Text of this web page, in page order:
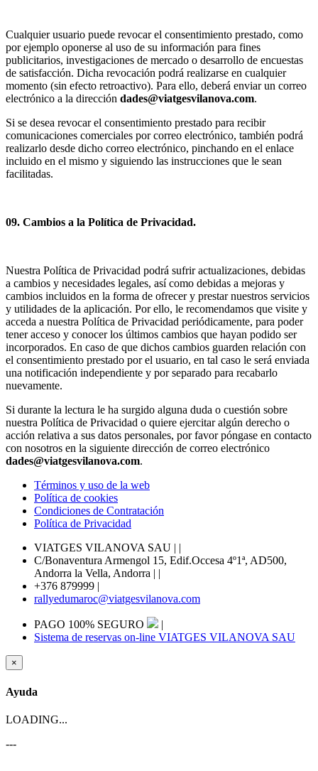
Cualquier usuario puede revocar el consentimiento prestado, como
por ejemplo oponerse al uso de su información para fines
publicitarios, investigaciones de mercado o desarrollo de encuestas
de satisfacción. Dicha revocación podrá realizarse en cualquier
momento (sin efecto retroactivo). Para ello, deberá enviar un correo
electrónico a la dirección dades@viatgesvilanova.com.
Si se desea revocar el consentimiento prestado para recibir
comunicaciones comerciales por correo electrónico, también podrá
realizarlo desde dicho correo electrónico, pinchando en el enlace
incluido en el mismo y siguiendo las instrucciones que le sean
facilitadas.
09. Cambios a la Política de Privacidad.
Nuestra Política de Privacidad podrá sufrir actualizaciones, debidas
a cambios y necesidades legales, así como debidas a mejoras y
cambios incluidos en la forma de ofrecer y prestar nuestros servicios
y utilidades de la aplicación. Por ello, le recomendamos que visite y
acceda a nuestra Política de Privacidad periódicamente, para poder
tener acceso y conocer los últimos cambios que hayan podido ser
incorporados. En caso de que dichos cambios guarden relación con
el consentimiento prestado por el usuario, en tal caso le será enviada
una notificación independiente y por separado para recabarlo
nuevamente.
Si durante la lectura le ha surgido alguna duda o cuestión sobre
nuestra Política de Privacidad o quiere ejercitar algún derecho o
acción relativa a sus datos personales, por favor póngase en contacto
con nosotros en la siguiente dirección de correo electrónico
dades@viatgesvilanova.com.
Términos y uso de la web
Política de cookies
Condiciones de Contratación
Política de Privacidad
VIATGES VILANOVA SAU | |
C/Bonaventura Armengol 15, Edif.Occesa 4º1ª, AD500,
Andorra la Vella, Andorra | |
+376 879999 |
rallyedumaroc@viatgesvilanova.com
PAGO 100% SEGURO
|
Sistema de reservas on-line VIATGES VILANOVA SAU
×
Ayuda
LOADING...
---